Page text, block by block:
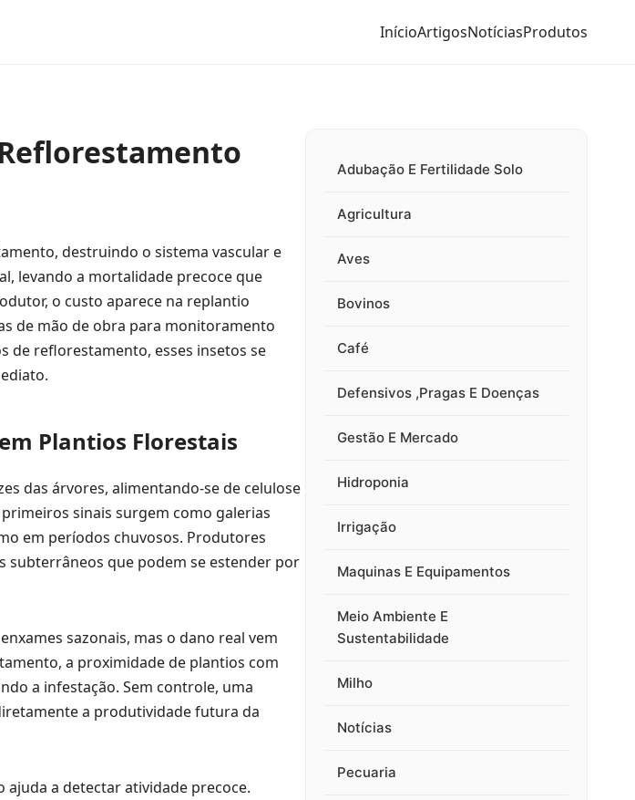
InícioArtigosNotíciasProdutos
destruindo o sistema vascular e
levando a mortalidade precoce que
o custo aparece na replantio
de mão de obra para monitoramento
de reflorestamento, esses insetos se
Plantios Florestais
das árvores, alimentando-se de celulose
sinais surgem como galerias
em períodos chuvosos. Produtores
subterrâneos que podem se estender por
sazonais, mas o dano real vem
a proximidade de plantios com
a infestação. Sem controle, uma
a produtividade futura da
a detectar atividade precoce.
Adubação E Fertilidade Solo
Agricultura
Aves
Bovinos
Café
Defensivos ,Pragas E Doenças
Gestão E Mercado
Hidroponia
Irrigação
Maquinas E Equipamentos
Meio Ambiente E
Sustentabilidade
Milho
Notícias
Pecuaria